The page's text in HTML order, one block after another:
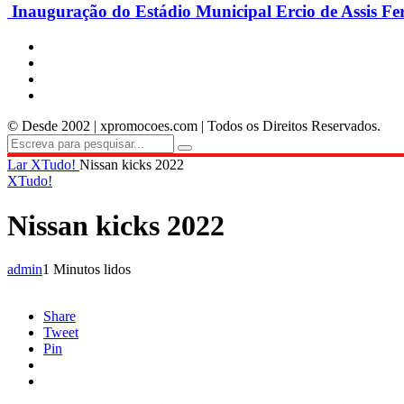
Inauguração do Estádio Municipal Ercio de Assis
© Desde 2002 | xpromocoes.com | Todos os Direitos Reservados.
Lar XTudo! Nissan kicks 2022
XTudo!
Nissan kicks 2022
admin1 Minutos lidos
Share
Tweet
Pin